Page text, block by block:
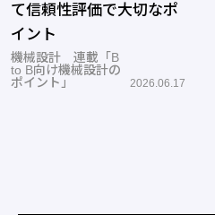
て信頼性評価で大切なポ
イント
機械設計 連載「B
to B向け機械設計の
ポイント」
2026.06.17